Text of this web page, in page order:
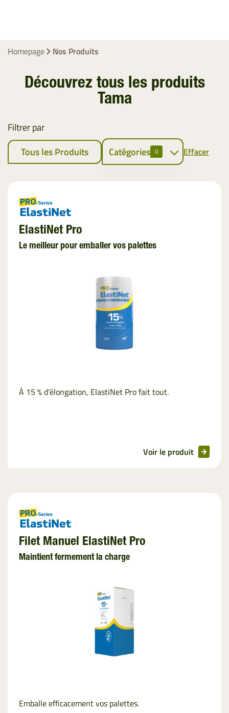
Homepage Nos Produits
Découvrez tous les produits
Tama
Filtrer par
Tous les Produits
Catégories 0
Liage des
Ficelle
Film
d’enrubannage
Film de Liage
Emballage des
Palettes
Filet de
Palletisation
Effacer
ElastiNet Pro
Le meilleur pour emballer vos palettes
À 15 % d'élongation, ElastiNet Pro fait tout.
Voir le produit
Filet Manuel ElastiNet Pro
Maintient fermement la charge
Emballe efficacement vos palettes.